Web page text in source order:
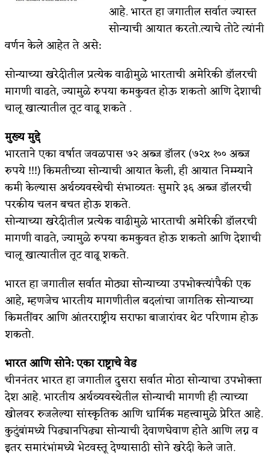
आहे. भारत हा जगातील सर्वात ज्यास्त
सोन्याची आयात करतो.त्याचे तोटे त्यांनी
वर्णन केले आहेत ते असे:
सोन्याच्या खरेदीतील प्रत्येक वाढीमुळे भारताची अमेरिकी डॉलरची
मागणी वाढते, ज्यामुळे रुपया कमकुवत होऊ शकतो आणि देशाची
चालू खात्यातील तूट वाढू शकते .
मुख्य मुद्दे
भारताने एका वर्षात जवळपास ७२ अब्ज डॉलर (७२x १०० अब्ज
रुपये !!!) किमतीच्या सोन्याची आयात केली, ही आयात निम्म्याने
कमी केल्यास अर्थव्यवस्थेची संभाव्यतः सुमारे ३६ अब्ज डॉलरची
परकीय चलन बचत होऊ शकते.
सोन्याच्या खरेदीतील प्रत्येक वाढीमुळे भारताची अमेरिकी डॉलरची
मागणी वाढते, ज्यामुळे रुपया कमकुवत होऊ शकतो आणि देशाची
चालू खात्यातील तूट वाढू शकते.
भारत हा जगातील सर्वात मोठ्या सोन्याच्या उपभोक्त्यांपैकी एक
आहे, म्हणजेच भारतीय मागणीतील बदलांचा जागतिक सोन्याच्या
किमतींवर आणि आंतरराष्ट्रीय सराफा बाजारांवर थेट परिणाम होऊ
शकतो.
भारत आणि सोने: एका राष्ट्राचे वेड
चीननंतर भारत हा जगातील दुसरा सर्वात मोठा सोन्याचा उपभोक्ता
देश आहे. भारतीय अर्थव्यवस्थेतील सोन्याची मागणी ही त्याच्या
खोलवर रुजलेल्या सांस्कृतिक आणि धार्मिक महत्त्वामुळे प्रेरित आहे.
कुटुंबांमध्ये पिढ्यानपिढ्या सोन्याची देवाणघेवाण होते आणि लग्न व
इतर समारंभांमध्ये भेटवस्तू देण्यासाठी सोने खरेदी केले जाते.